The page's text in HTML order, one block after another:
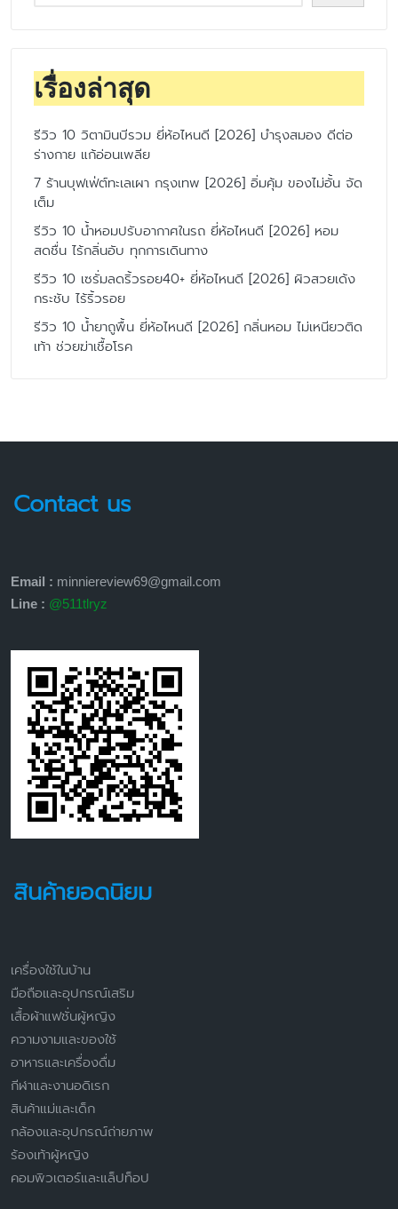
เรื่องล่าสุด
รีวิว 10 วิตามินบีรวม ยี่ห้อไหนดี [2026] บำรุงสมอง ดีต่อ
ร่างกาย แก้อ่อนเพลีย
7 ร้านบุฟเฟ่ต์ทะเลเผา กรุงเทพ [2026] อิ่มคุ้ม ของไม่อั้น จัด
เต็ม
รีวิว 10 น้ำหอมปรับอากาศในรถ ยี่ห้อไหนดี [2026] หอม
สดชื่น ไร้กลิ่นอับ ทุกการเดินทาง
รีวิว 10 เซรั่มลดริ้วรอย40+ ยี่ห้อไหนดี [2026] ผิวสวยเด้ง
กระชับ ไร้ริ้วรอย
รีวิว 10 น้ำยาถูพื้น ยี่ห้อไหนดี [2026] กลิ่นหอม ไม่เหนียวติด
เท้า ช่วยฆ่าเชื้อโรค
Contact us
Email : minniereview69@gmail.com
Line : @511tlryz
สินค้ายอดนิยม
เครื่องใช้ในบ้าน
มือถือและอุปกรณ์เสริม
เสื้อผ้าแฟชั่นผู้หญิง
ความงามและของใช้
อาหารและเครื่องดื่ม
กีฬาและงานอดิเรก
สินค้าแม่และเด็ก
กล้องและอุปกรณ์ถ่ายภาพ
ร้องเท้าผู้หญิง
คอมพิวเตอร์และแล็ปท็อป